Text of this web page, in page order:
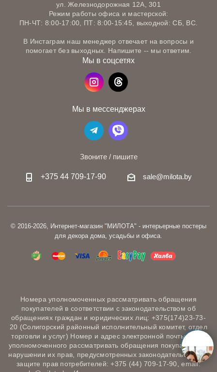
ул. Железнодорожная 12А, 301
Режим работы офиса и мастерской:
ПН-ЧТ: 8:00-17:00, ПТ: 8:00-15:45, выходной: СБ, ВС.
В Инстаграм наш менеджер отвечает на вопросы и
помогает без выходных. Напишите -- мы ответим.
Мы в соцсетях
Мы в мессенджерах
Звоните / пишите
+375 44 709-17-90 sale@milota.by
© 2016-2026, Интернет-магазин "МИЛОТА" - интерьерные постеры
для декора дома, усадьбы и офиса.
Номера уполномоченных рассматривать обращения
покупателей в соответствии с законодательством об
обращениях граждан и юридических лиц: +375(174)23-73-
20 (Солигорский районный исполнительный комитет, отдел
торговли и услуг) Номер и адрес электронной почты лица,
уполномоченного рассматривать обращения покупателей о
нарушении их прав, предусмотренных законодательством о
защите прав потребителей: +375 (44) 709-17-90, email: